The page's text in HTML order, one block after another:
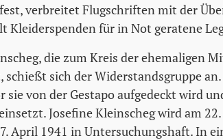
verbreitet Flugschriften mit der
Kleiderspenden für in Not geratene
die zum Kreis der ehemaligen
schießt sich der Widerstandsgruppe
sie von der Gestapo aufgedeckt wird
Josefine Kleinscheg wird am
April 1941 in Untersuchungshaft. In